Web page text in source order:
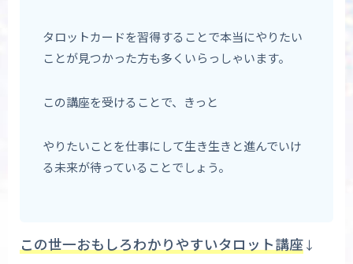
タロットカードを習得することで本当にやりたい
ことが見つかった方も多くいらっしゃいます。
この講座を受けることで、きっと
やりたいことを仕事にして生き生きと進んでいけ
る未来が待っていることでしょう。
この世一おもしろわかりやすいタロット講座↓